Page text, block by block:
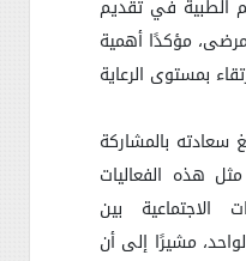
الطبية في تقديم
مؤكدًا أهمية
بمستوى الرعاية
سعادته بالمشاركة
هذه الفعاليات
بين
مشيرًا إلى أن